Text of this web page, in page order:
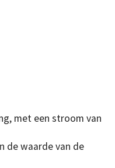
met een stroom van
de waarde van de